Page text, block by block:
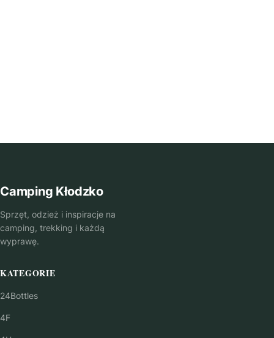
Camping Kłodzko
Sprzęt, odzież i inspiracje na
camping, trekking i każdą
wyprawę.
KATEGORIE
24Bottles
4F